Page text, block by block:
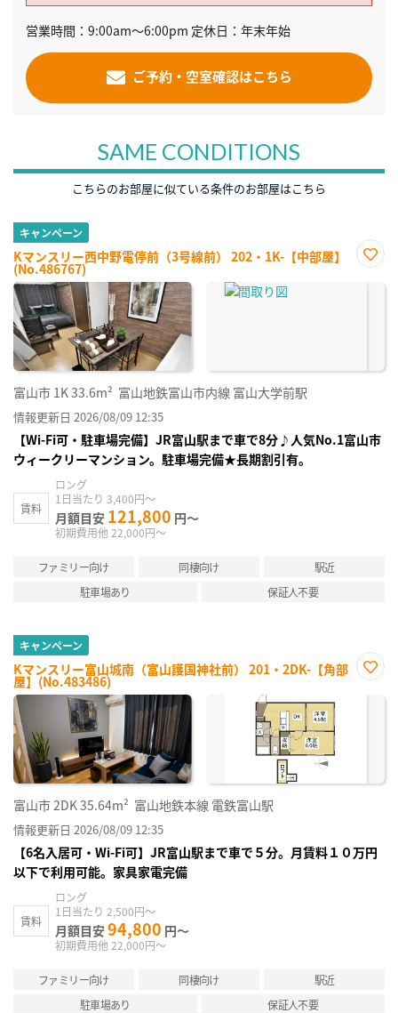
営業時間：9:00am～6:00pm 定休日：年末年始
ご予約・空室確認はこちら
SAME CONDITIONS
こちらのお部屋に似ている条件のお部屋はこちら
キャンペーン
Kマンスリー西中野電停前（3号線前） 202・1K-【中部屋】
(No.486767)
に入
富山市 1K33.6m² 富山地鉄富山市内線 富山大学前駅
情報更新日 2026/08/09 12:35
【Wi-Fi可・駐車場完備】JR富山駅まで車で8分♪人気No.1富山市
ウィークリーマンション。駐車場完備★長期割引有。
賃料
ロング
1日当たり 3,400円～
月額目安 121,800 円～
初期費用他 22,000円～
ファミリー向け 同棲向け
駅近
駐車場あり
保証人不要
キャンペーン
Kマンスリー富山城南（富山護国神社前） 201・2DK-【角部
屋】(No.483486)
に入
富山市2DK35.64m² 富山地鉄本線 電鉄富山駅
情報更新日 2026/08/09 12:35
【6名入居可・Wi-Fi可】JR富山駅まで車で５分。月賃料１０万円
以下で利用可能。家具家電完備
賃料
ロング
1日当たり 2,500円～
月額目安94,800 円～
初期費用他 22,000円～
ファミリー向け 同棲向け
駅近
駐車場あり
保証人不要